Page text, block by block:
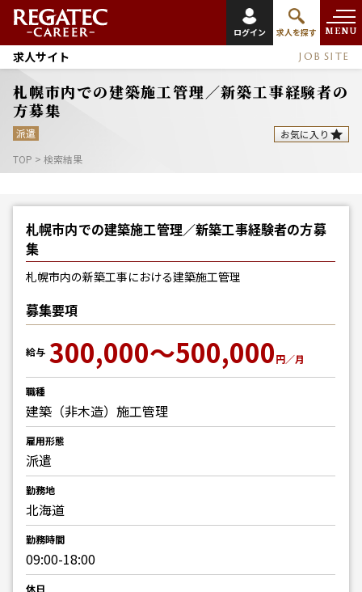
ログイン 求人を探す MENU
求人サイト JOB SITE
札幌市内での建築施工管理／新築工事経験者の
方募集
派遣
お気に入り
TOP > 検索結果
札幌市内での建築施工管理／新築工事経験者の方募
集
札幌市内の新築工事における建築施工管理
募集要項
給与 300,000～500,000円／月
職種
建築（非木造）施工管理
雇用形態
派遣
勤務地
北海道
勤務時間
09:00-18:00
休日